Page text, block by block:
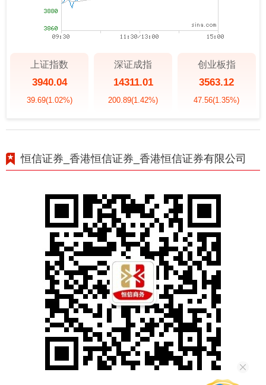
上证指数
3940.04
39.69(1.02%)
深证成指
14311.01
200.89(1.42%)
创业板指
3563.12
47.56(1.35%)
恒信证券_香港恒信证券_香港恒信证券有限公司